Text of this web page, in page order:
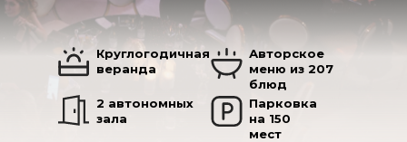
2 автономных
зала
Авторское
меню из 207
блюд
Парковка
на 150
мест
Круглогодичная
веранда